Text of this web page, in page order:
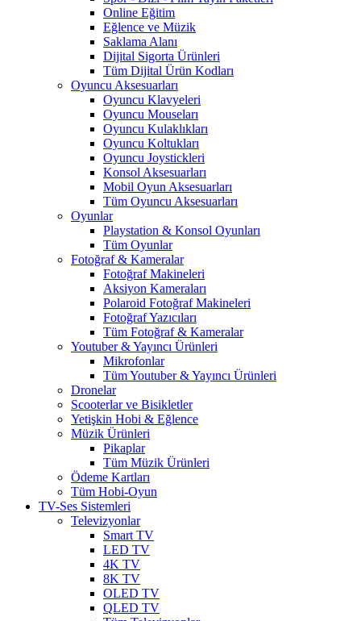
Online Eğitim
Eğlence ve Müzik
Saklama Alanı
Dijital Sigorta Ürünleri
Tüm Dijital Ürün Kodları
Oyuncu Aksesuarları
Oyuncu Klavyeleri
Oyuncu Mouseları
Oyuncu Kulaklıkları
Oyuncu Koltukları
Oyuncu Joystickleri
Konsol Aksesuarları
Mobil Oyun Aksesuarları
Tüm Oyuncu Aksesuarları
Oyunlar
Playstation & Konsol Oyunları
Tüm Oyunlar
Fotoğraf & Kameralar
Fotoğraf Makineleri
Aksiyon Kameraları
Polaroid Fotoğraf Makineleri
Fotoğraf Yazıcıları
Tüm Fotoğraf & Kameralar
Youtuber & Yayıncı Ürünleri
Mikrofonlar
Tüm Youtuber & Yayıncı Ürünleri
Dronelar
Scooterlar ve Bisikletler
Yetişkin Hobi & Eğlence
Müzik Ürünleri
Pikaplar
Tüm Müzik Ürünleri
Ödeme Kartları
Tüm Hobi-Oyun
TV-Ses Sistemleri
Televizyonlar
Smart TV
LED TV
4K TV
8K TV
OLED TV
QLED TV